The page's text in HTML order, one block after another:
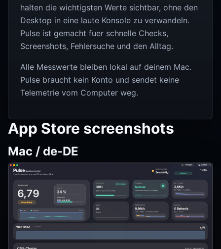
halten die wichtigsten Werte sichtbar, ohne den
Desktop in eine laute Konsole zu verwandeln.
Pulse ist gemacht fuer schnelle Checks,
Screenshots, Fehlersuche und den Alltag.
Alle Messwerte bleiben lokal auf deinem Mac.
Pulse braucht kein Konto und sendet keine
Telemetrie vom Computer weg.
App Store screenshots
Mac / de-DE